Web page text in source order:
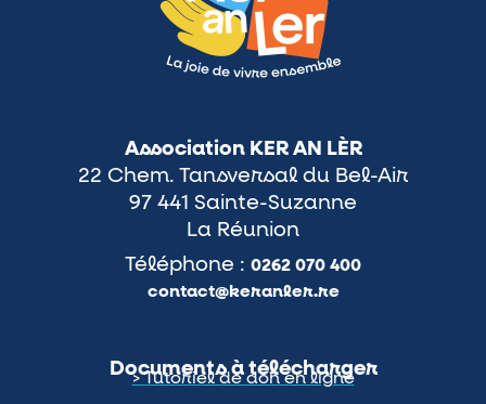
Association KER AN LÈR
22 Chem. Tansversal du Bel-Air
97 441 Sainte-Suzanne
La Réunion
Téléphone : 0262 070 400
contact@keranler.re
Documents à télécharger
> Tutoriel de don en ligne